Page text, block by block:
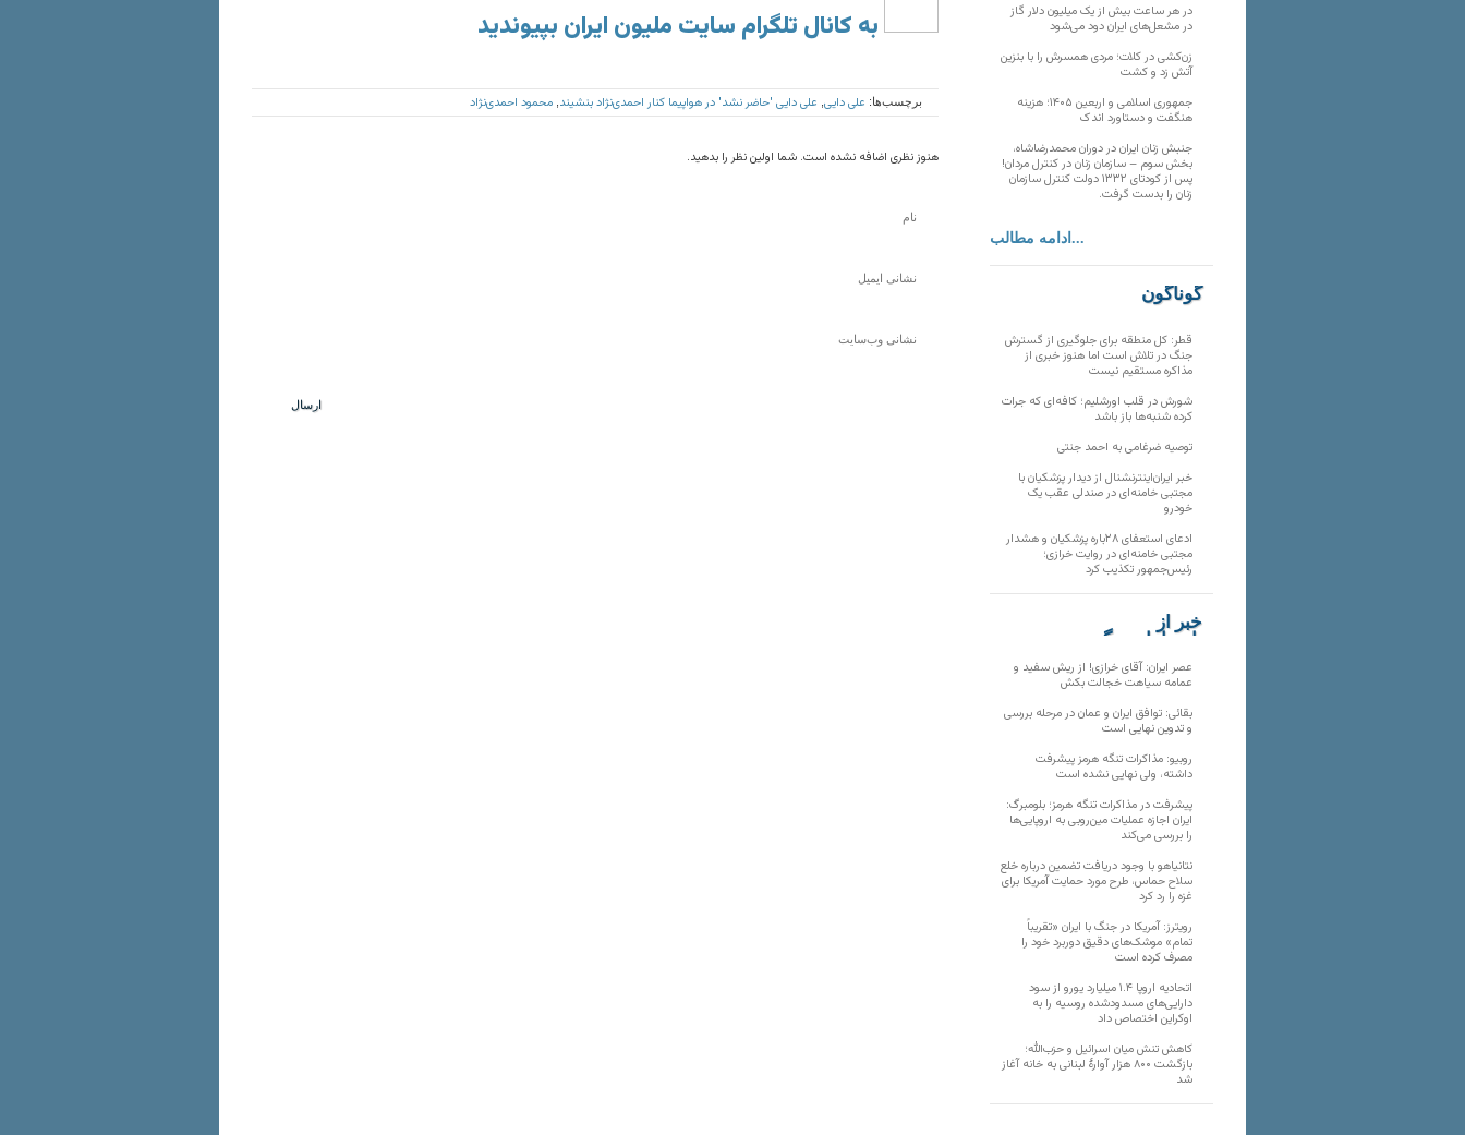
به کانال تلگرام سایت ملیون ایران بپیوندید
برچسب‌ها: علی دایی علی دایی 'حاضر نشد' در هواپیما کنار احمد‌ی‌نژاد بنشیند محمود احمدی‌‌نژاد
هنوز نظری اضافه نشده است. شما اولین نظر را بدهید.
در هر ساعت بیش از یک میلیون دلار گاز
در مشعل‌های ایران دود می‌شود
زن‌کشی در کلات؛ مردی همسرش را با بنزین
آتش زد و کشت
جمهوری اسلامی و اربعین ۱۴۰۵؛ هزینه
هنگفت و دستاورد اندک
جنبش زنان ایران در دوران محمدرضاشاه،
بخش سوم – سازمان زنان در کنترل مردان!
پس از کودتای ۱۳۳۲ دولت کنترل سازمان
زنان را بدست گرفت.
ادامه مطالب...
گوناگون
قطر: کل منطقه برای جلوگیری از گسترش
جنگ در تلاش است اما هنوز خبری از
مذاکره مستقیم نیست
شورش در قلب اورشلیم؛ کافه‌ای که جرات
کرده شنبه‌ها باز باشد
توصیه ضرغامی به احمد جنتی
خبر ایران‌اینترنشنال از دیدار پزشکیان با
مجتبی خامنه‌ای در صندلی عقب یک
خودرو
ادعای استعفای ۲۸باره پزشکیان و هشدار
مجتبی خامنه‌ای در روایت خرازی؛
رئیس‌جمهور تکذیب کرد
خبر از
تارنماهای دیگر
عصر ایران: آقای خرازی! از ریش سفید و
عمامه سیاهت خجالت بکش
بقائی: توافق ایران و عمان در مرحله بررسی
و تدوین نهایی است
روبیو: مذاکرات تنگه هرمز پیشرفت
داشته، ولی نهایی نشده است
پیشرفت در مذاکرات تنگه هرمز؛ بلومبرگ:
ایران اجازه عملیات مین‌روبی به اروپایی‌ها
را بررسی می‌کند
نتانیاهو با وجود دریافت تضمین درباره خلع
سلاح حماس، طرح مورد حمایت آمریکا برای
غزه را رد کرد
رویترز: آمریکا در جنگ با ایران «تقریباً
تمام» موشک‌های دقیق دوربرد خود را
مصرف کرده است
اتحادیه اروپا ۱.۴ میلیارد یورو از سود
دارایی‌های مسدودشده روسیه را به
اوکراین ‏اختصاص داد
کاهش تنش میان اسرائیل و حزب‌الله؛
بازگشت ۸۰۰ هزار آوارۀ لبنانی به خانه‌ آغاز
شد